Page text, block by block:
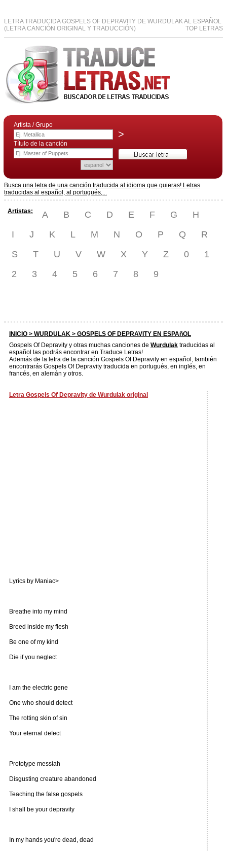
LETRA TRADUCIDA GOSPELS OF DEPRAVITY DE WURDULAK AL ESPAÑOL
(LETRA CANCIÓN ORIGINAL Y TRADUCCIÓN)
TOP LETRAS
Artista / Grupo
>
Título de la canción
Busca una letra de una canción traducida al idioma que quieras! Letras
traducidas al español, al portugués,...
Artistas: A B C D E F G
H
I
J K L M N O P Q
R
S
T U V W X Y Z 0
1
2
3 4 5 6 7 8 9
INICIO > WURDULAK > GOSPELS OF DEPRAVITY EN ESPAñOL
Gospels Of Depravity y otras muchas canciones de Wurdulak traducidas al
español las podrás encontrar en Traduce Letras!
Además de la letra de la canción Gospels Of Depravity en español, también
encontrarás Gospels Of Depravity traducida en portugués, en inglés, en
francés, en alemán y otros.
Letra Gospels Of Depravity de Wurdulak original
Lyrics by Maniac>
Breathe into my mind
Breed inside my flesh
Be one of my kind
Die if you neglect
I am the electric gene
One who should detect
The rotting skin of sin
Your eternal defect
Prototype messiah
Disgusting creature abandoned
Teaching the false gospels
I shall be your depravity
In my hands you're dead, dead